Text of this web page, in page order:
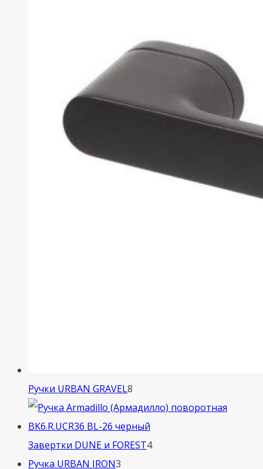
Ручки URBAN GRAVEL8
товаров
Завертки DUNE и FOREST44
Ручка URBAN IRON3